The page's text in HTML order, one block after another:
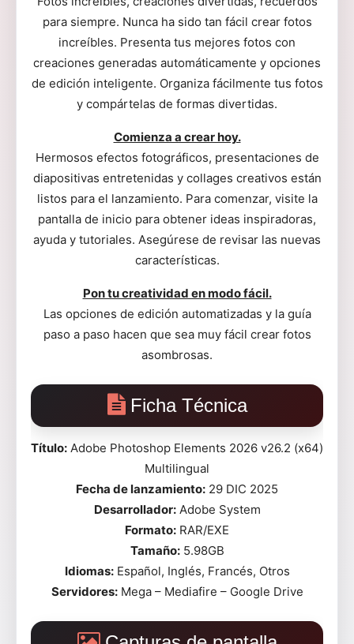
para siempre. Nunca ha sido tan fácil crear fotos
increíbles. Presenta tus mejores fotos con
creaciones generadas automáticamente y opciones
de edición inteligente. Organiza fácilmente tus fotos
y compártelas de formas divertidas.
Comienza a crear hoy.
Hermosos efectos fotográficos, presentaciones de
diapositivas entretenidas y collages creativos están
listos para el lanzamiento. Para comenzar, visite la
pantalla de inicio para obtener ideas inspiradoras,
ayuda y tutoriales. Asegúrese de revisar las nuevas
características.
Pon tu creatividad en modo fácil.
Las opciones de edición automatizadas y la guía
paso a paso hacen que sea muy fácil crear fotos
asombrosas.
Ficha Técnica
Título: Adobe Photoshop Elements 2026 v26.2 (x64)
Multilingual
Fecha de lanzamiento: 29 DIC 2025
Desarrollador:Adobe System
Formato: RAR/EXE
Tamaño:5.98GB
Idiomas:Español, Inglés, Francés, Otros
Servidores:Mega – Mediafire – Google Drive